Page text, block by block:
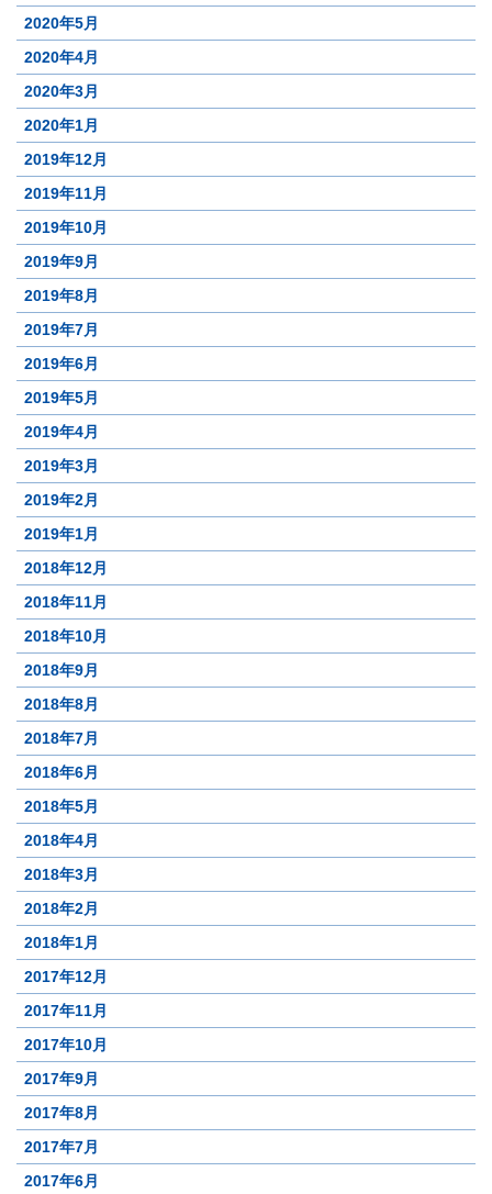
2020年5月
2020年4月
2020年3月
2020年1月
2019年12月
2019年11月
2019年10月
2019年9月
2019年8月
2019年7月
2019年6月
2019年5月
2019年4月
2019年3月
2019年2月
2019年1月
2018年12月
2018年11月
2018年10月
2018年9月
2018年8月
2018年7月
2018年6月
2018年5月
2018年4月
2018年3月
2018年2月
2018年1月
2017年12月
2017年11月
2017年10月
2017年9月
2017年8月
2017年7月
2017年6月